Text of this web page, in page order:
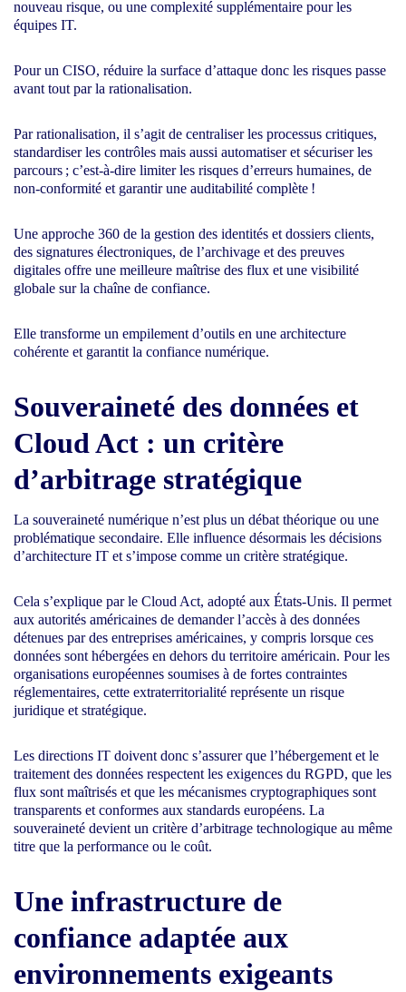
nouveau risque, ou une complexité supplémentaire pour les
équipes IT.
Pour un CISO, réduire la surface d’attaque donc les risques passe
avant tout par la rationalisation.
Par rationalisation, il s’agit de centraliser les processus critiques,
standardiser les contrôles mais aussi automatiser et sécuriser les
parcours ; c’est-à-dire limiter les risques d’erreurs humaines, de
non-conformité et garantir une auditabilité complète !
Une approche 360 de la gestion des identités et dossiers clients,
des signatures électroniques, de l’archivage et des preuves
digitales offre une meilleure maîtrise des flux et une visibilité
globale sur la chaîne de confiance.
Elle transforme un empilement d’outils en une architecture
cohérente et garantit la confiance numérique.
Souveraineté des données et
Cloud Act : un critère
d’arbitrage stratégique
La souveraineté numérique n’est plus un débat théorique ou une
problématique secondaire. Elle influence désormais les décisions
d’architecture IT et s’impose comme un critère stratégique.
Cela s’explique par le Cloud Act, adopté aux États-Unis. Il permet
aux autorités américaines de demander l’accès à des données
détenues par des entreprises américaines, y compris lorsque ces
données sont hébergées en dehors du territoire américain. Pour les
organisations européennes soumises à de fortes contraintes
réglementaires, cette extraterritorialité représente un risque
juridique et stratégique.
Les directions IT doivent donc s’assurer que l’hébergement et le
traitement des données respectent les exigences du RGPD, que les
flux sont maîtrisés et que les mécanismes cryptographiques sont
transparents et conformes aux standards européens. La
souveraineté devient un critère d’arbitrage technologique au même
titre que la performance ou le coût.
Une infrastructure de
confiance adaptée aux
environnements exigeants